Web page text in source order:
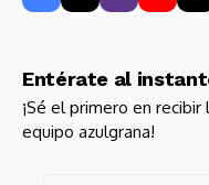
Entérate al
¡Sé el primero en
equipo azulgrana!